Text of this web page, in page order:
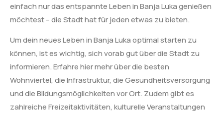
einfach nur das entspannte Leben in Banja Luka genießen
möchtest – die Stadt hat für jeden etwas zu bieten.
Um dein neues Leben in Banja Luka optimal starten zu
können, ist es wichtig, sich vorab gut über die Stadt zu
informieren. Erfahre hier mehr über die besten
Wohnviertel, die Infrastruktur, die Gesundheitsversorgung
und die Bildungsmöglichkeiten vor Ort. Zudem gibt es
zahlreiche Freizeitaktivitäten, kulturelle Veranstaltungen